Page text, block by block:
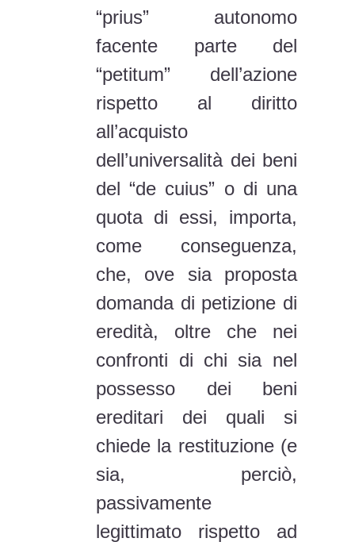
“prius” autonomo
facente parte del
“petitum” dell’azione
rispetto al diritto
all’acquisto
dell’universalità dei beni
del “de cuius” o di una
quota di essi, importa,
come conseguenza,
che, ove sia proposta
domanda di petizione di
eredità, oltre che nei
confronti di chi sia nel
possesso dei beni
ereditari dei quali si
chiede la restituzione (e
sia, perciò,
passivamente
legittimato rispetto ad